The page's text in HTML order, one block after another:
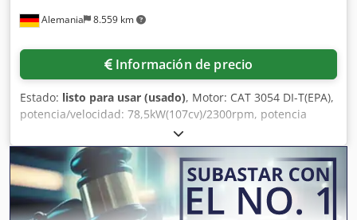
Alemania 8.559 km
Información de precio
Estado: listo para usar (usado), Motor: CAT 3054 DI-T(EPA),
potencia/velocidad: 78,5kW(107cv)/2300rpm, potencia
máx.: 80,5kW (110cv), capacidad del depósito de gasóleo:
160l. Sistema hidráulico: Bombas hidráulicas: 1) circuito:
92l/min, 2) circuito: 73,6l/min, 3) circuito: 18,4l/min, 4)
circuito: 8l/min, presión del sistema: 250bar, capacidad del
depósito hidráulico: 350l. Chasis de oruga: Tipo: B1, fuerza
de tracción: 75kN, velocidad de desplazamiento: 2,2km/h,